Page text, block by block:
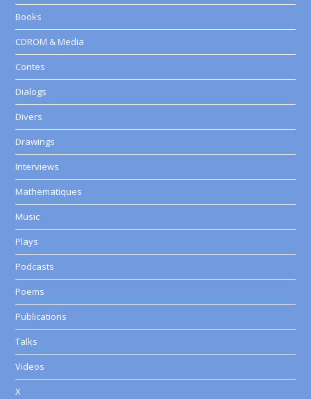
Books
CDROM & Media
Contes
Dialogs
Divers
Drawings
Interviews
Mathematiques
Music
Plays
Podcasts
Poems
Publications
Talks
Videos
X